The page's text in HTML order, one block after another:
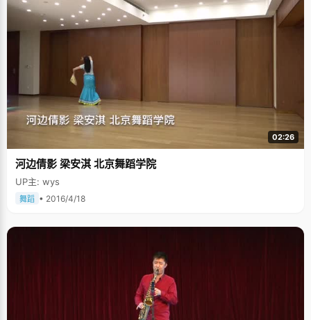
02:26
河边倩影 梁安淇 北京舞蹈学院
UP主: wys
舞蹈 • 2016/4/18